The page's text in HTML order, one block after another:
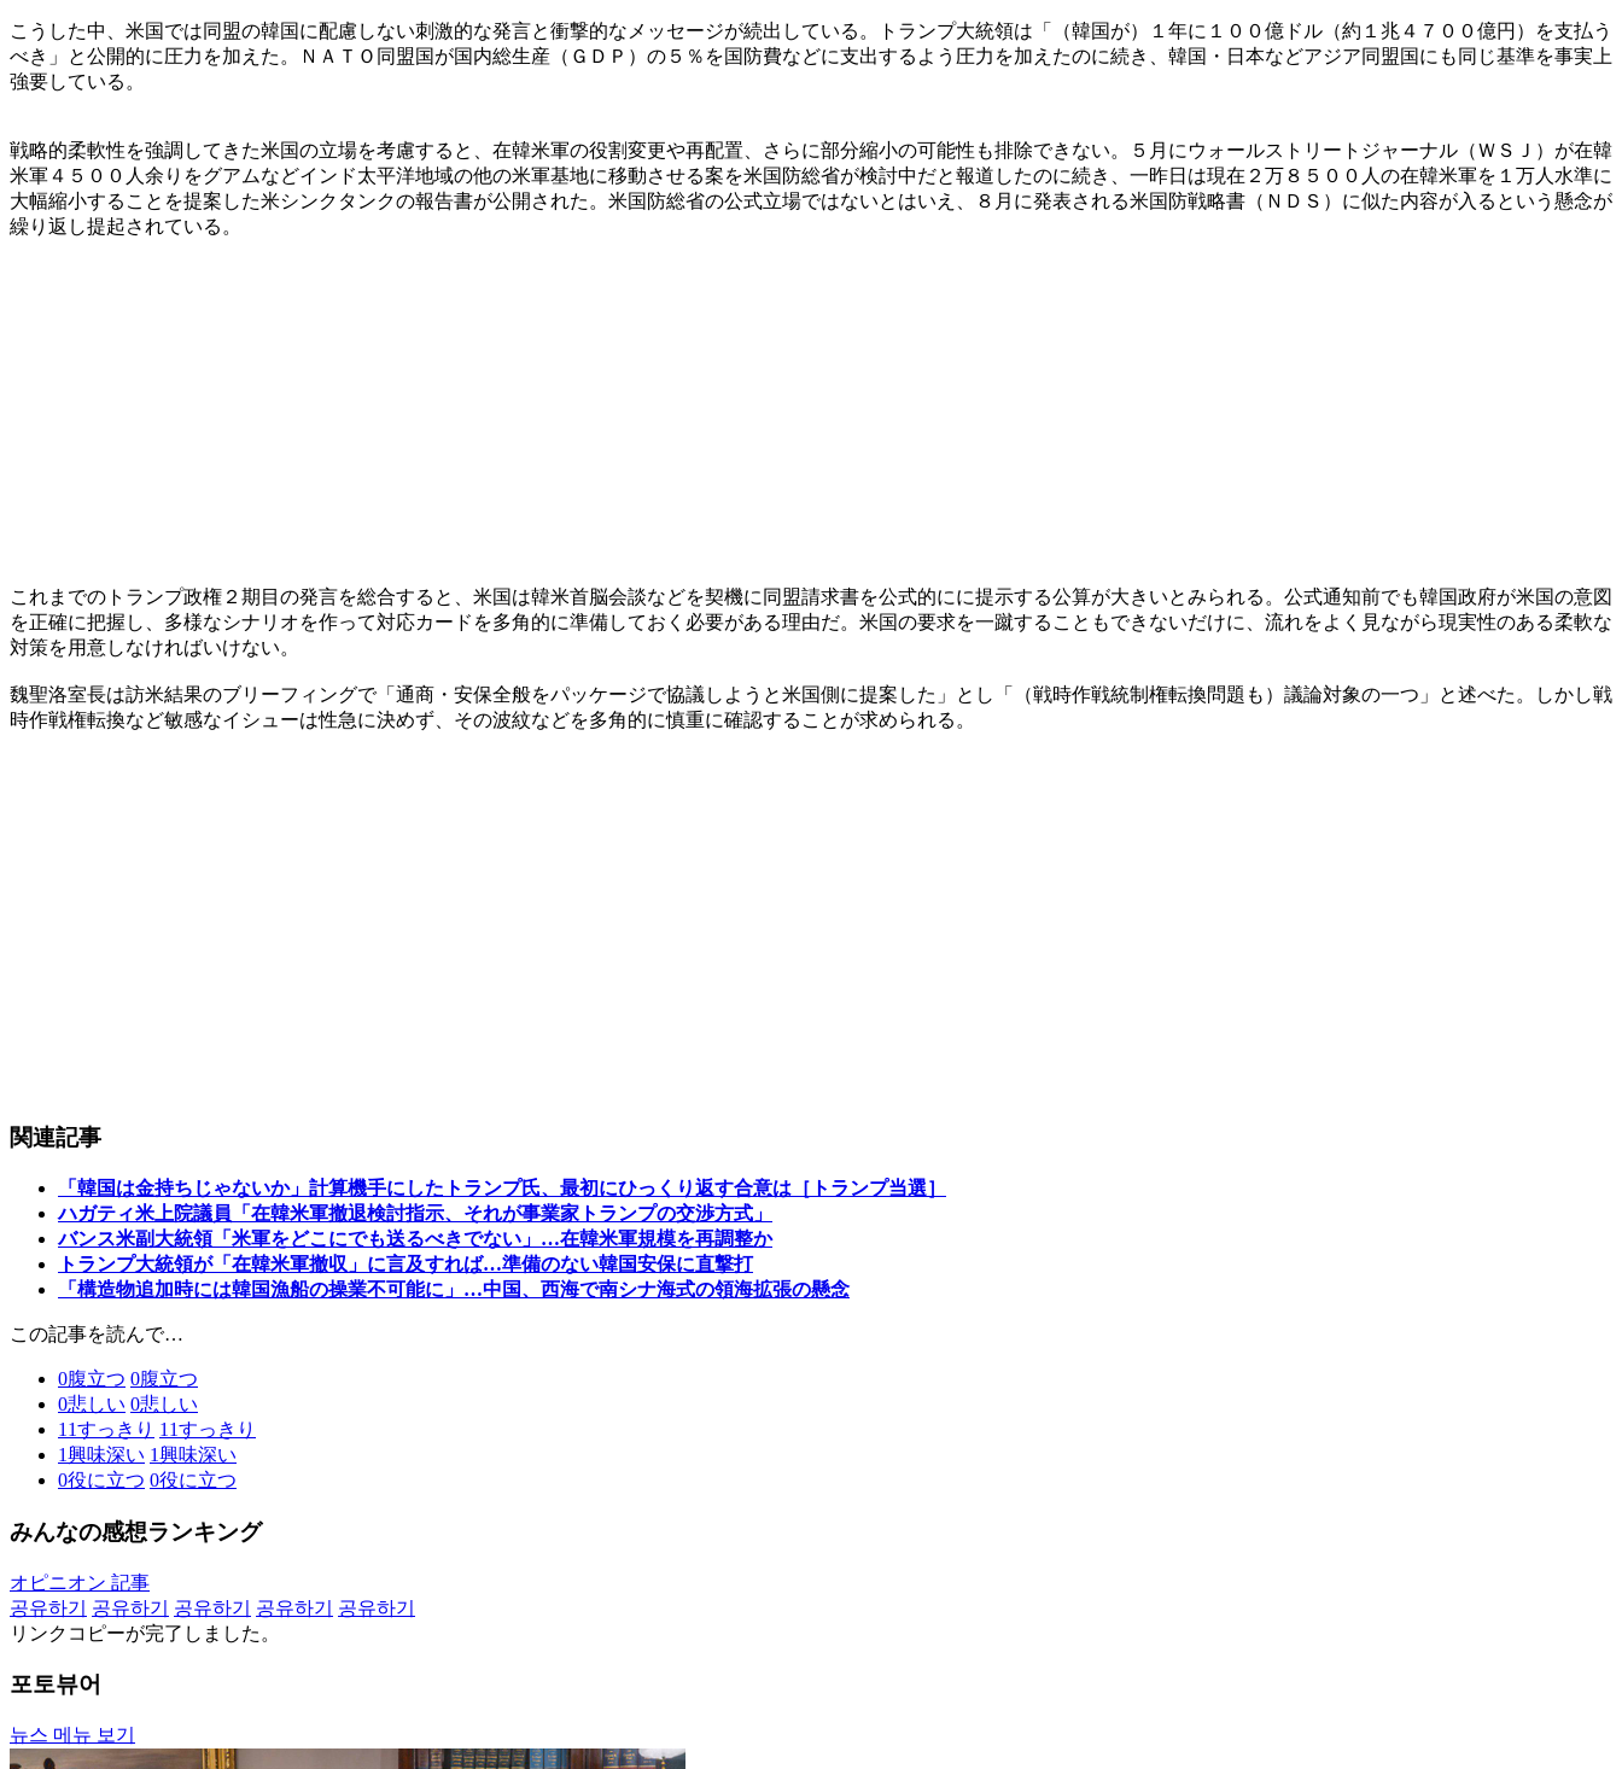
こうした中、米国では同盟の韓国に配慮しない刺激的な発言と衝撃的なメッセージが続出している。トランプ大統領は「（韓国が）１年に１００億ドル（約１兆４７００億円）を支払う
べき」と公開的に圧力を加えた。ＮＡＴＯ同盟国が国内総生産（ＧＤＰ）の５％を国防費などに支出するよう圧力を加えたのに続き、韓国・日本などアジア同盟国にも同じ基準を事実上
強要している。
戦略的柔軟性を強調してきた米国の立場を考慮すると、在韓米軍の役割変更や再配置、さらに部分縮小の可能性も排除できない。５月にウォールストリートジャーナル（ＷＳＪ）が在韓
米軍４５００人余りをグアムなどインド太平洋地域の他の米軍基地に移動させる案を米国防総省が検討中だと報道したのに続き、一昨日は現在２万８５００人の在韓米軍を１万人水準に
大幅縮小することを提案した米シンクタンクの報告書が公開された。米国防総省の公式立場ではないとはいえ、８月に発表される米国防戦略書（ＮＤＳ）に似た内容が入るという懸念が
繰り返し提起されている。
これまでのトランプ政権２期目の発言を総合すると、米国は韓米首脳会談などを契機に同盟請求書を公式的にに提示する公算が大きいとみられる。公式通知前でも韓国政府が米国の意図
を正確に把握し、多様なシナリオを作って対応カードを多角的に準備しておく必要がある理由だ。米国の要求を一蹴することもできないだけに、流れをよく見ながら現実性のある柔軟な
対策を用意しなければいけない。
魏聖洛室長は訪米結果のブリーフィングで「通商・安保全般をパッケージで協議しようと米国側に提案した」とし「（戦時作戦統制権転換問題も）議論対象の一つ」と述べた。しかし戦
時作戦権転換など敏感なイシューは性急に決めず、その波紋などを多角的に慎重に確認することが求められる。
関連記事
「韓国は金持ちじゃないか」計算機手にしたトランプ氏、最初にひっくり返す合意は［トランプ当選］
ハガティ米上院議員「在韓米軍撤退検討指示、それが事業家トランプの交渉方式」
バンス米副大統領「米軍をどこにでも送るべきでない」…在韓米軍規模を再調整か
トランプ大統領が「在韓米軍撤収」に言及すれば…準備のない韓国安保に直撃打
「構造物追加時には韓国漁船の操業不可能に」…中国、西海で南シナ海式の領海拡張の懸念
この記事を読んで…
0腹立つ 0腹立つ
0悲しい 0悲しい
11すっきり 11すっきり
1興味深い 1興味深い
0役に立つ 0役に立つ
みんなの感想ランキング
オピニオン 記事
공유하기
공유하기 공유하기 공유하기
공유하기
リンクコピーが完了しました。
포토뷰어
뉴스 메뉴 보기